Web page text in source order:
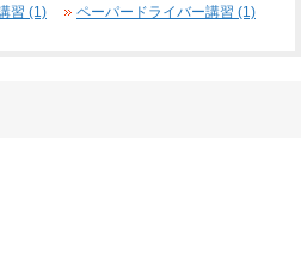
習 (1)
ペーパードライバー講習 (1)